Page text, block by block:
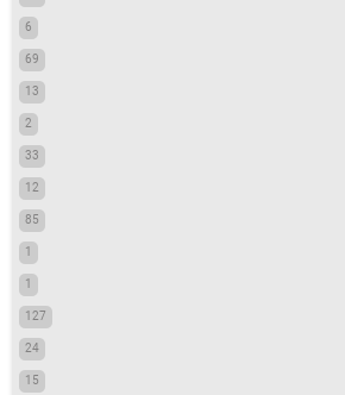
6
69
13
2
33
12
85
1
1
127
24
15